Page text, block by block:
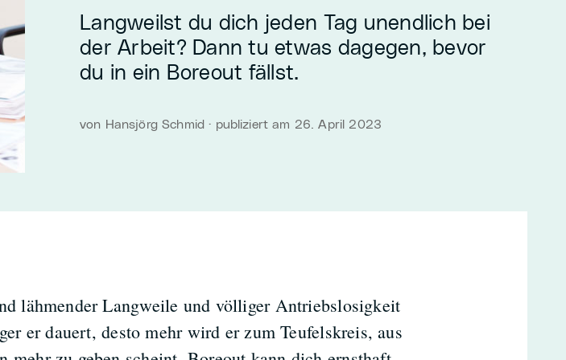
Langweilst du dich jeden Tag unendlich bei
der Arbeit? Dann tu etwas dagegen, bevor
du in ein Boreout fällst.
von Hansjörg Schmid · publiziert am 26. April 2023
lähmender Langweile und völliger Antriebslosigkeit
er dauert, desto mehr wird er zum Teufelskreis, aus